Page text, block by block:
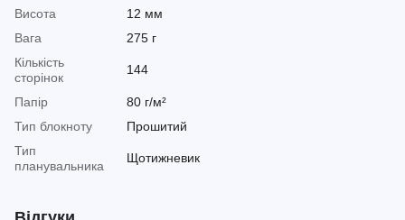
Висота
12 мм
Вага
275 г
Кількість
сторінок
144
Папір
80 г/м²
Тип блокноту
Прошитий
Тип
планувальника
Щотижневик